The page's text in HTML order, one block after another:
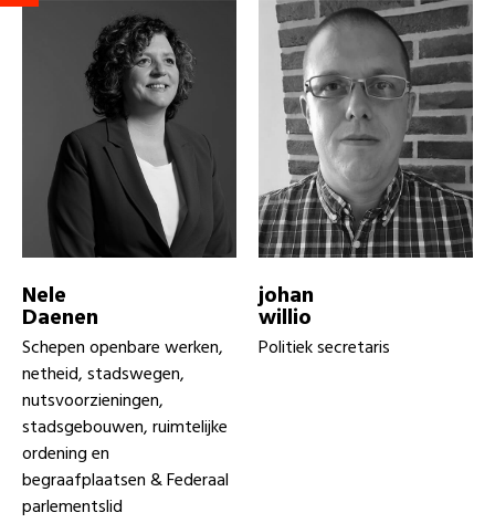
Nele
Daenen
Schepen openbare werken,
netheid, stadswegen,
nutsvoorzieningen,
stadsgebouwen, ruimtelijke
ordening en
begraafplaatsen & Federaal
parlementslid
johan
willio
Politiek secretaris